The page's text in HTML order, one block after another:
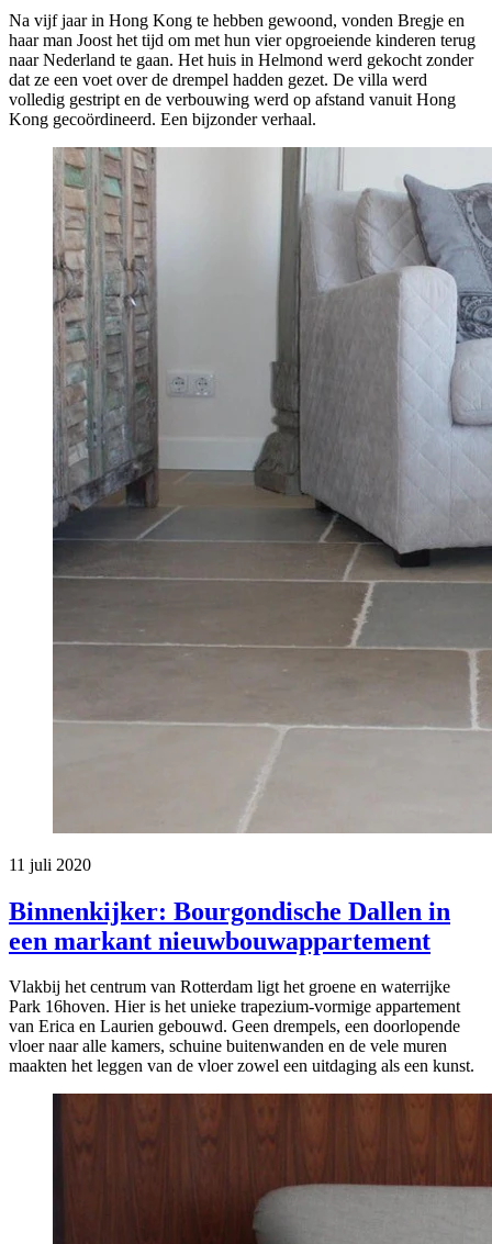
Na vijf jaar in Hong Kong te hebben gewoond, vonden Bregje en
haar man Joost het tijd om met hun vier opgroeiende kinderen terug
naar Nederland te gaan. Het huis in Helmond werd gekocht zonder
dat ze een voet over de drempel hadden gezet. De villa werd
volledig gestript en de verbouwing werd op afstand vanuit Hong
Kong gecoördineerd. Een bijzonder verhaal.
11 juli 2020
Binnenkijker: Bourgondische Dallen in
een markant nieuwbouwappartement
Vlakbij het centrum van Rotterdam ligt het groene en waterrijke
Park 16hoven. Hier is het unieke trapezium-vormige appartement
van Erica en Laurien gebouwd. Geen drempels, een doorlopende
vloer naar alle kamers, schuine buitenwanden en de vele muren
maakten het leggen van de vloer zowel een uitdaging als een kunst.